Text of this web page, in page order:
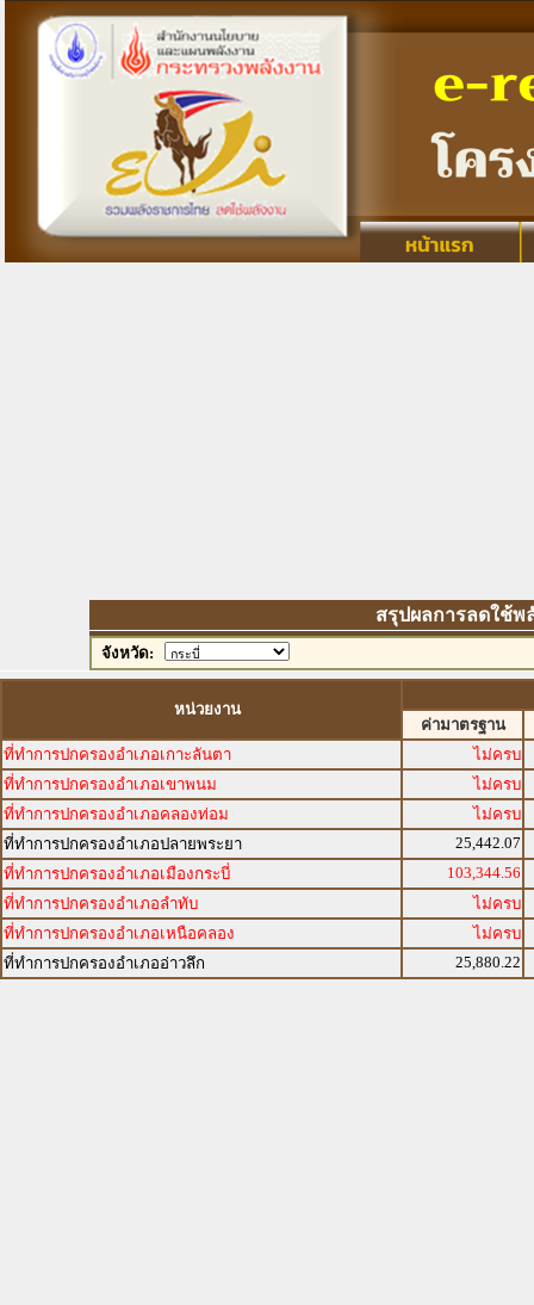
สรุปผลการลดใช้พลัง
จังหวัด:
หน่วยงาน
ค่ามาตรฐาน
ที่ทำการปกครองอำเภอเกาะลันตา
ไม่ครบ
ที่ทำการปกครองอำเภอเขาพนม
ไม่ครบ
ที่ทำการปกครองอำเภอคลองท่อม
ไม่ครบ
ที่ทำการปกครองอำเภอปลายพระยา
25,442.07
ที่ทำการปกครองอำเภอเมืองกระบี่
103,344.56
ที่ทำการปกครองอำเภอลำทับ
ไม่ครบ
ที่ทำการปกครองอำเภอเหนือคลอง
ไม่ครบ
ที่ทำการปกครองอำเภออ่าวลึก
25,880.22